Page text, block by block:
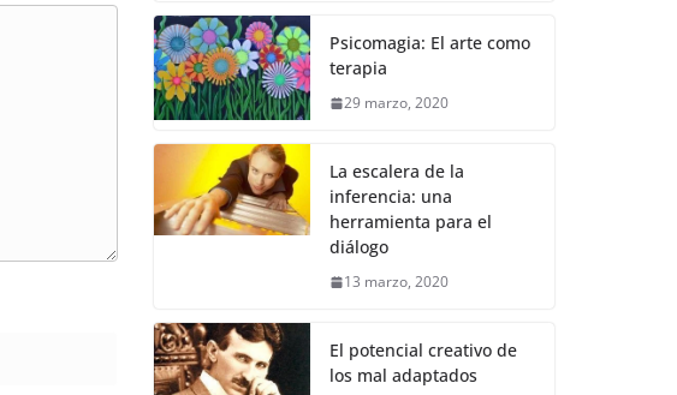
Psicomagia: El arte como
terapia
29 marzo, 2020
La escalera de la
inferencia: una
herramienta para el
diálogo
13 marzo, 2020
El potencial creativo de
los mal adaptados